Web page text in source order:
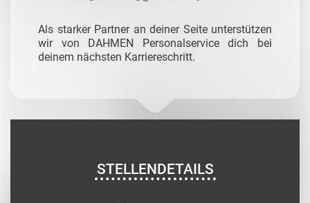
Als starker Partner an deiner Seite unterstützen
wir von DAHMEN Personalservice dich bei
deinem nächsten Karriereschritt.
STELLENDETAILS